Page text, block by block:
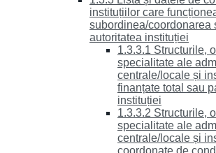
instituțiilor care
subordinea/coordonarea
autoritatea instituției
1.3.3.1 Structurile,
specialitate ale
centrale/locale și
finanțate total sau
instituției
1.3.3.2 Structurile,
specialitate ale
centrale/locale și
coordonate de